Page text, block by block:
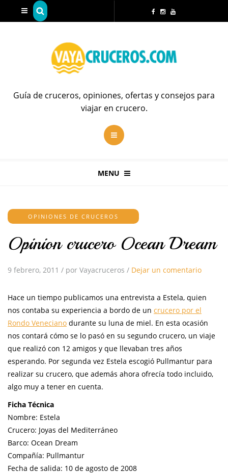
Guía de cruceros, opiniones, ofertas y consejos para
viajar en crucero.
MENU
OPINIONES DE CRUCEROS
Opinion crucero Ocean Dream
9 febrero, 2011 / por Vayacruceros / Dejar un comentario
Hace un tiempo publicamos una entrevista a Estela, quien
nos contaba su experiencia a bordo de un crucero por el
Rondo Veneciano durante su luna de miel. En esta ocasión
nos contará cómo se lo pasó en su segundo crucero, un viaje
que realizó con 12 amigos y que llevaban tres años
esperando. Por segunda vez Estela escogió Pullmantur para
realizar su crucero, que además ahora ofrecía todo incluido,
algo muy a tener en cuenta.
Ficha Técnica
Nombre: Estela
Crucero: Joyas del Mediterráneo
Barco: Ocean Dream
Compañía: Pullmantur
Fecha de salida: 10 de agosto de 2008